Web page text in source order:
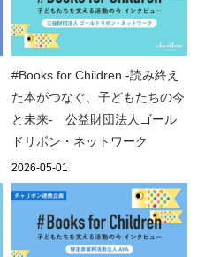
#Books for Children ‐読み終え
た本がつなぐ、子どもたちの今
と未来- 公益財団法人ゴール
ドリボン・ネットワーク
2026-05-01